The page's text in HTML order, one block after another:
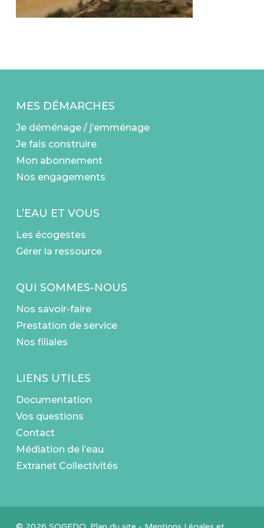
MES DÉMARCHES
Je déménage / j’emménage
Je fais construire
Mon abonnement
Nos engagements
L’EAU ET VOUS
Les écogestes
Gérer la ressource
QUI SOMMES-NOUS
Nos savoir-faire
Prestation de service
Nos filiales
LIENS UTILES
Documentation
Vos questions
Contact
Médiation de l’eau
Extranet Collectivités